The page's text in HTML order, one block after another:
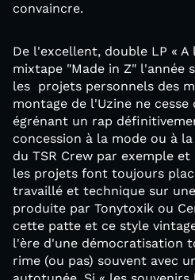
convaincre.
De l'excellent, double LP « A
mixtape "Made in Z" l'année
les projets personnels des
montage de l'Uzine ne cesse
égrénant un rap
concession à la mode ou à
du TSR Crew par exemple
les projets font toujours
travaillé et technique sur
produite par Tonytoxik ou
cette patte et ce style
l'ère d'une démocratisation
rime (ou pas) souvent avec